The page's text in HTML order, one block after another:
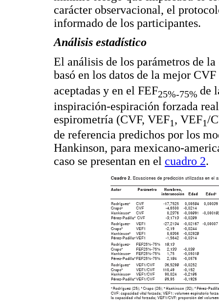
carácter observacional, el
informado de los participantes.
Análisis estadístico
El análisis de los parámetros de
basó en los datos de la mejor
aceptadas y en el FEF25%-75% de
inspiración-espiración forzada
espirometría (CVF, VEF1, VEF1/
de referencia predichos por los
Hankinson, para mexicano-
caso se presentan en el cuadro 2.